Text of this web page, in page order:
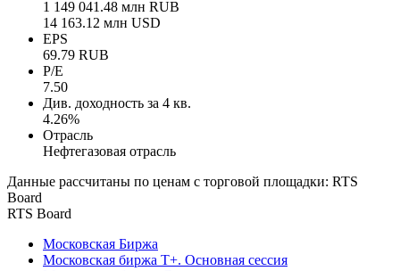
1 149 041.48 млн RUB
14 163.12 млн USD
EPS
69.79 RUB
P/E
7.50
Див. доходность за 4 кв.
4.26%
Отрасль
Нефтегазовая отрасль
Данные рассчитаны по ценам с торговой площадки: RTS
Board
RTS Board
Московская Биржа
Московская биржа Т+. Основная сессия